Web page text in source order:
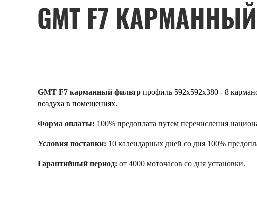
GMT F7
GMT F7 карманный фильтрпрофиль 592x592x380 - 8
воздуха в помещениях.
Форма оплаты: 100% предоплата путем перечисления
Условия поставки: 10 календарных дней со дня 100%
Гарантийный период: от 4000 моточасов со дня установки.